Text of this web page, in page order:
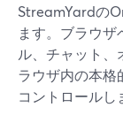
StreamYardの
ます。ブラウ
ル、チャット
ラウザ内の本格
コントロールし